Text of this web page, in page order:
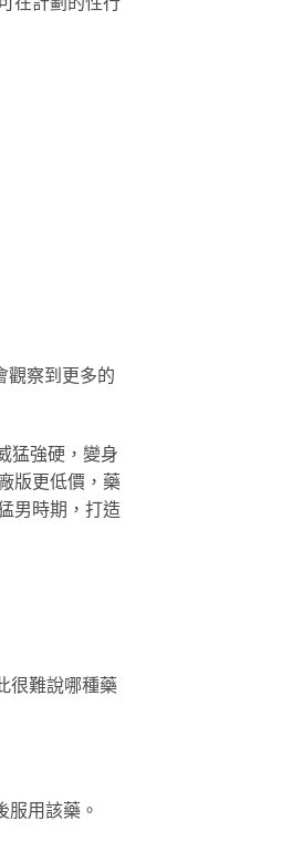
觀察到更多的
猛強硬，變身
版更低價，藥
男時期，打造
很難說哪種藥
用該藥。